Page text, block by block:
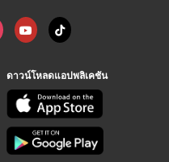
ดาวน์โหลดแอปพลิเคชัน